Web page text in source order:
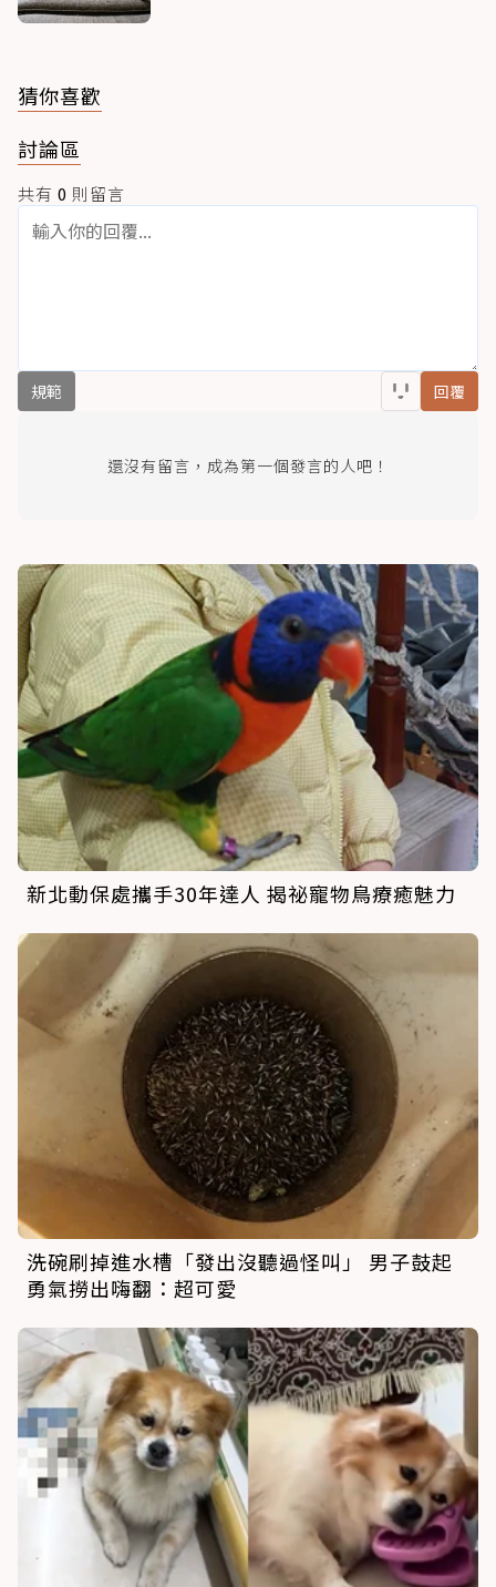
猜你喜歡
討論區
共有 0 則留言
規範 回覆
還沒有留言，成為第一個發言的人吧！
新北動保處攜手30年達人 揭祕寵物鳥療癒魅力
洗碗刷掉進水槽「發出沒聽過怪叫」 男子鼓起
勇氣撈出嗨翻：超可愛